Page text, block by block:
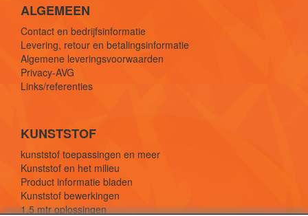
ALGEMEEN
Contact en bedrijfsinformatie
Levering, retour en betalingsinformatie
Algemene leveringsvoorwaarden
Privacy-AVG
Links/referenties
KUNSTSTOF
kunststof toepassingen en meer
Kunststof en het milieu
Product informatie bladen
Kunststof bewerkingen
1,5 mtr oplossingen